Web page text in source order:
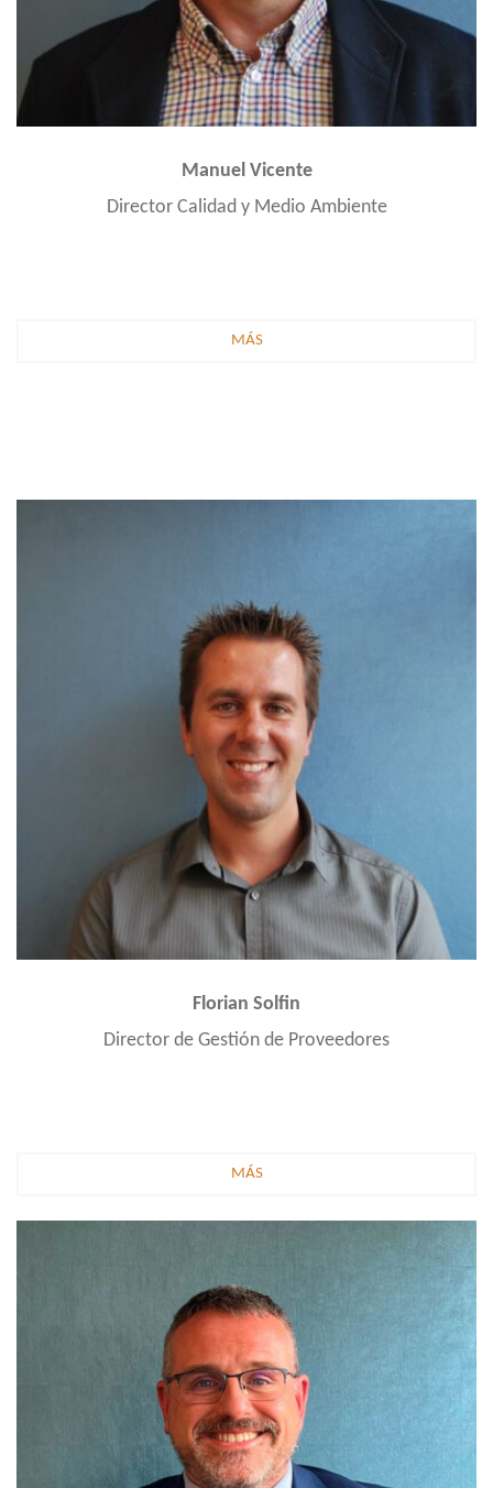
Manuel Vicente
Director Calidad y Medio Ambiente
MÁS
Florian Solfin
Director de Gestión de Proveedores
MÁS